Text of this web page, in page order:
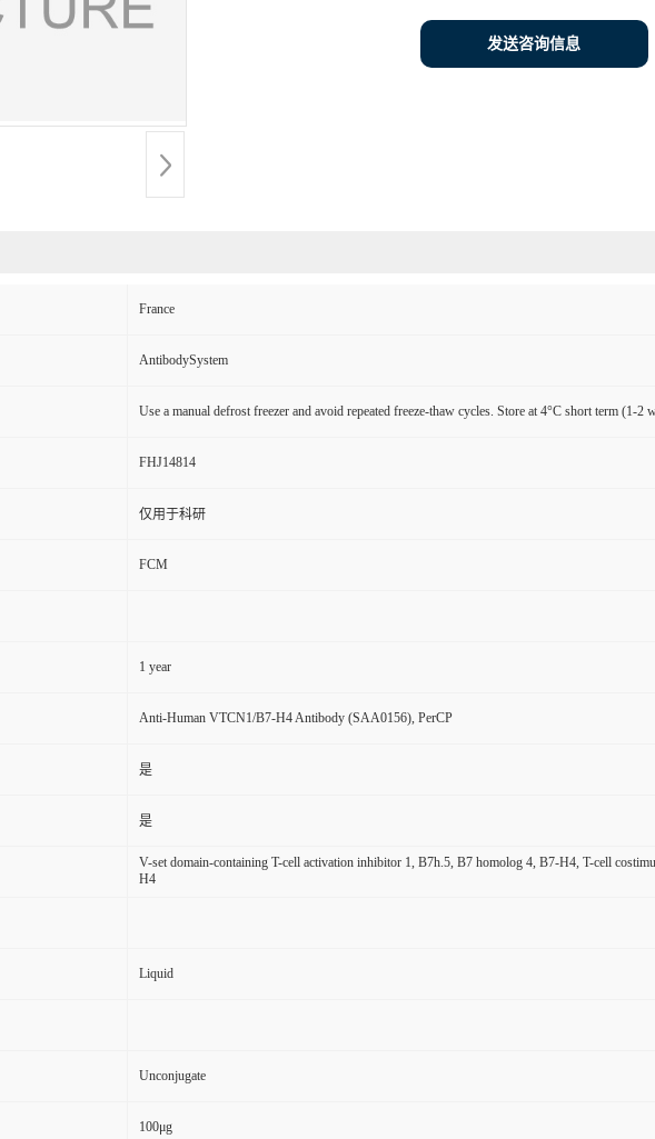
发送咨询信息
France
AntibodySystem
Use a manual defrost freezer and avoid repeated freeze-thaw cycles. Store at 4°C short term (1-
FHJ14814
仅用于科研
FCM
1 year
Anti-Human VTCN1/B7-H4 Antibody (SAA0156), PerCP
是
是
V-set domain-containing T-cell activation inhibitor 1, B7h.5, B7 homolog 4, B7-H4, T-cell
H4
Liquid
Unconjugate
100μg